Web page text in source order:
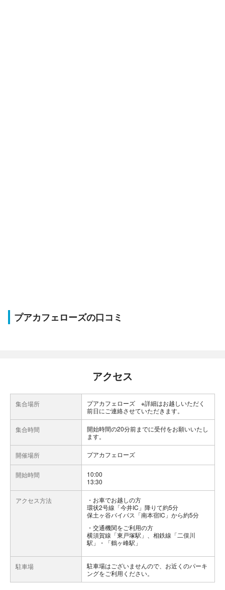
プアカフェローズの口コミ
アクセス
集合場所
プアカフェローズ ※詳細はお越しいただく
前日にご連絡させていただきます。
集合時間
開始時間の20分前までに受付をお願いいたし
ます。
開催場所 プアカフェローズ
開始時間
10:00
13:30
アクセス方法
お車でお越しの方
環状2号線「今井IC」降りて約5分
保土ヶ谷バイパス「南本宿IC」から約5分
交通機関をご利用の方
横須賀線「東戸塚駅」、相鉄線「二俣川
駅」・「鶴ヶ峰駅」
駐車場
駐車場はございませんので、お近くのパーキ
ングをご利用ください。